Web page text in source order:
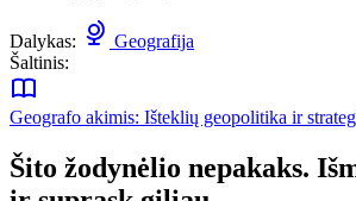
Dalykas:
Geografija
Šaltinis:
Geografo akimis: Išteklių geopolitika ir
Šito žodynėlio nepakaks.